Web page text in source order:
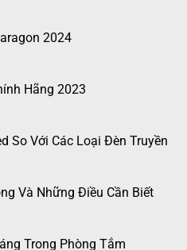
2024
Hãng 2023
So Với Các Loại Đèn Truyền
Và Những Điều Cần Biết
Trong Phòng Tắm